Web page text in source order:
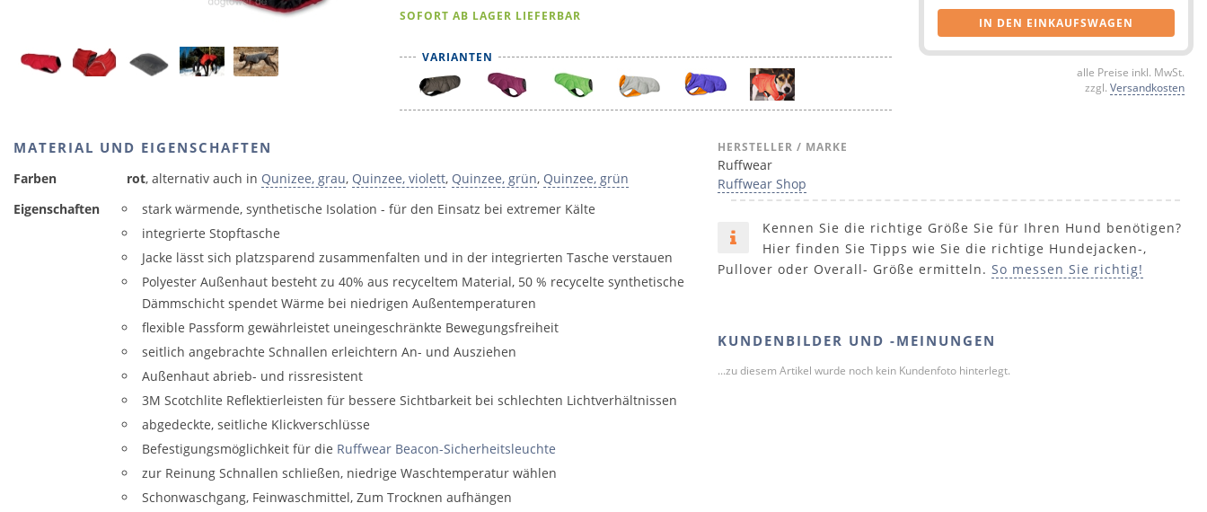
SOFORT AB LAGER LIEFERBAR
VARIANTEN
IN DEN EINKAUFSWAGEN
alle Preise inkl. MwSt.
zzgl. Versandkosten
MATERIAL UND EIGENSCHAFTEN
Farben rot, alternativ auch in Qunizee, grau, Quinzee, violett, Quinzee, grün, Quinzee, grün
Eigenschaften
stark wärmende, synthetische Isolation - für den Einsatz bei extremer Kälte
integrierte Stopftasche
Jacke lässt sich platzsparend zusammenfalten und in der integrierten Tasche verstauen
Polyester Außenhaut besteht zu 40% aus recyceltem Material, 50 % recycelte synthetische
Dämmschicht spendet Wärme bei niedrigen Außentemperaturen
flexible Passform gewährleistet uneingeschränkte Bewegungsfreiheit
seitlich angebrachte Schnallen erleichtern An- und Ausziehen
Außenhaut abrieb- und rissresistent
3M Scotchlite Reflektierleisten für bessere Sichtbarkeit bei schlechten Lichtverhältnissen
abgedeckte, seitliche Klickverschlüsse
Befestigungsmöglichkeit für die Ruffwear Beacon-Sicherheitsleuchte
zur Reinung Schnallen schließen, niedrige Waschtemperatur wählen
Schonwaschgang, Feinwaschmittel, Zum Trocknen aufhängen
HERSTELLER / MARKE
Ruffwear
Ruffwear Shop
Kennen Sie die richtige Größe Sie für Ihren Hund benötigen?
Hier finden Sie Tipps wie Sie die richtige Hundejacken-,
Pullover oder Overall- Größe ermitteln. So messen Sie richtig!
KUNDENBILDER UND -MEINUNGEN
...zu diesem Artikel wurde noch kein Kundenfoto hinterlegt.